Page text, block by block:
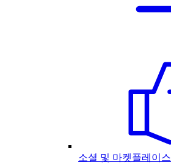
소셜 및 마켓플레이스